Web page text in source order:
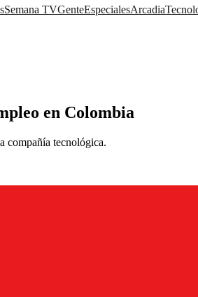
Semana TVGenteEspecialesArcadia
en Colombia
compañía tecnológica.